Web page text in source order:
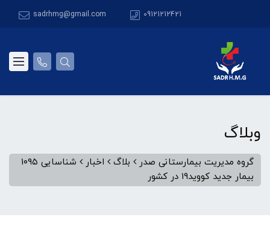
09121212421
sadrhmg@gmail.com
وبلاگ
گروه مدیریت بیمارستانی صدر بلاگ اخبار
شناسایی ۱۰۹۵
بیمار جدید کووید۱۹ در کشور